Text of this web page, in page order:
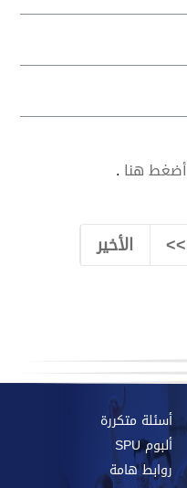
أضغط هنا .
>> الأخير
أسئلة متكررة
ألبوم SPU
روابط هامة